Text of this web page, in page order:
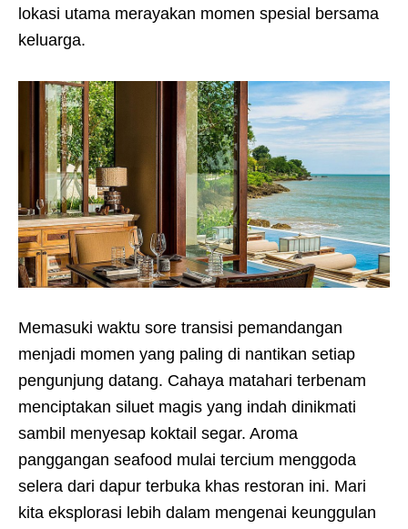
lokasi utama merayakan momen spesial bersama
keluarga.
Memasuki waktu sore transisi pemandangan
menjadi momen yang paling di nantikan setiap
pengunjung datang. Cahaya matahari terbenam
menciptakan siluet magis yang indah dinikmati
sambil menyesap koktail segar. Aroma
panggangan seafood mulai tercium menggoda
selera dari dapur terbuka khas restoran ini. Mari
kita eksplorasi lebih dalam mengenai keunggulan